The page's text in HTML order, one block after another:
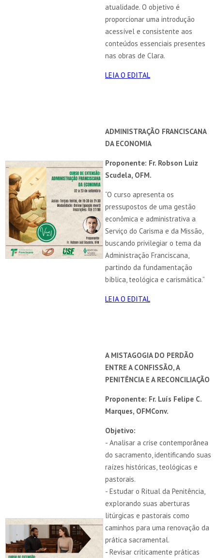
atualidade. O objetivo é
proporcionar uma introdução
acessível e consistente aos
conteúdos essenciais presentes
nas obras de Clara.
LEIA O EDITAL
ADMINISTRAÇÃO FRANCISCANA
DA ECONOMIA
Proponente: Fr. Robson Luiz
Scudela, OFM.
“O curso apresenta os
pressupostos de uma gestão
econômica e administrativa a
Serviço do Carisma e da Missão,
buscando privilegiar o tema da
Administração Franciscana,
partindo da fundamentação
bíblica, teológica e carismática.”
LEIA O EDITAL
A MISTAGOGIA DO PERDÃO
ENTRE A CONFISSÃO, A
PENITÊNCIA E A RECONCILIAÇÃO
Proponente: Fr. Luís Felipe C.
Marques, OFMConv.
Objetivo:
- Analisar a crise contemporânea
do sacramento, identificando suas
raízes históricas, teológicas e
pastorais.
- Estudar o Ritual da Penitência,
explorando suas aberturas
litúrgicas e pastorais como
caminhos para uma renovação da
prática sacramental.
- Revisar criticamente práticas